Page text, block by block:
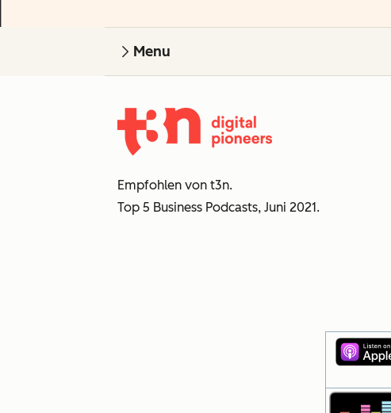
Menu
Empfohlen von t3n.
Top 5 Business Podcasts, Juni 2021.